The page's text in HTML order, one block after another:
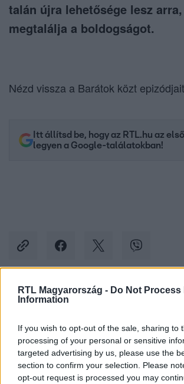
RTL Magyarország - Do Not
Information
If you wish to opt-out of the sale, sharing to
processing of your personal or sensitive
targeted advertising by us, please use the
section to confirm your selection. Please
opt-out request is processed you may
talán újra lehetősége lesz
megtalálja a boldogságot.
Nézd vissza a Barátok közt
Itt állítsd be, hogy az RTL.hu az
legyen a Google-találatokban!
Kövess minket, és értesülj a friss
Követem